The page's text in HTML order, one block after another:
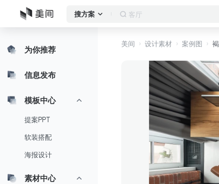
搜方案 窗帘
为你推荐
信息发布
模板中心
提案PPT
软装搭配
海报设计
素材中心
美间 设计素材 案例图